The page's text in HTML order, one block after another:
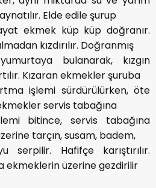
Elde edile şurup
ekmek küp küp doğranır.
kızdırılır. Doğranmış
bulanarak, kızgın
Kızaran ekmekler şuruba
işlemi sürdürülürken, öte
servis tabağına
bitince, servis tabağına
tarçın, susam, badem,
serpilir. Hafifçe karıştırılır.
ekmeklerin üzerine gezdirilir